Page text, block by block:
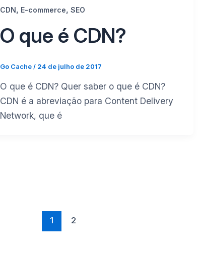
CDN, E-commerce, SEO
O que é CDN?
Go Cache/ 24 de julho de 2017
O que é CDN? Quer saber o que é CDN?
CDN é a abreviação para Content Delivery
Network, que é
1 2